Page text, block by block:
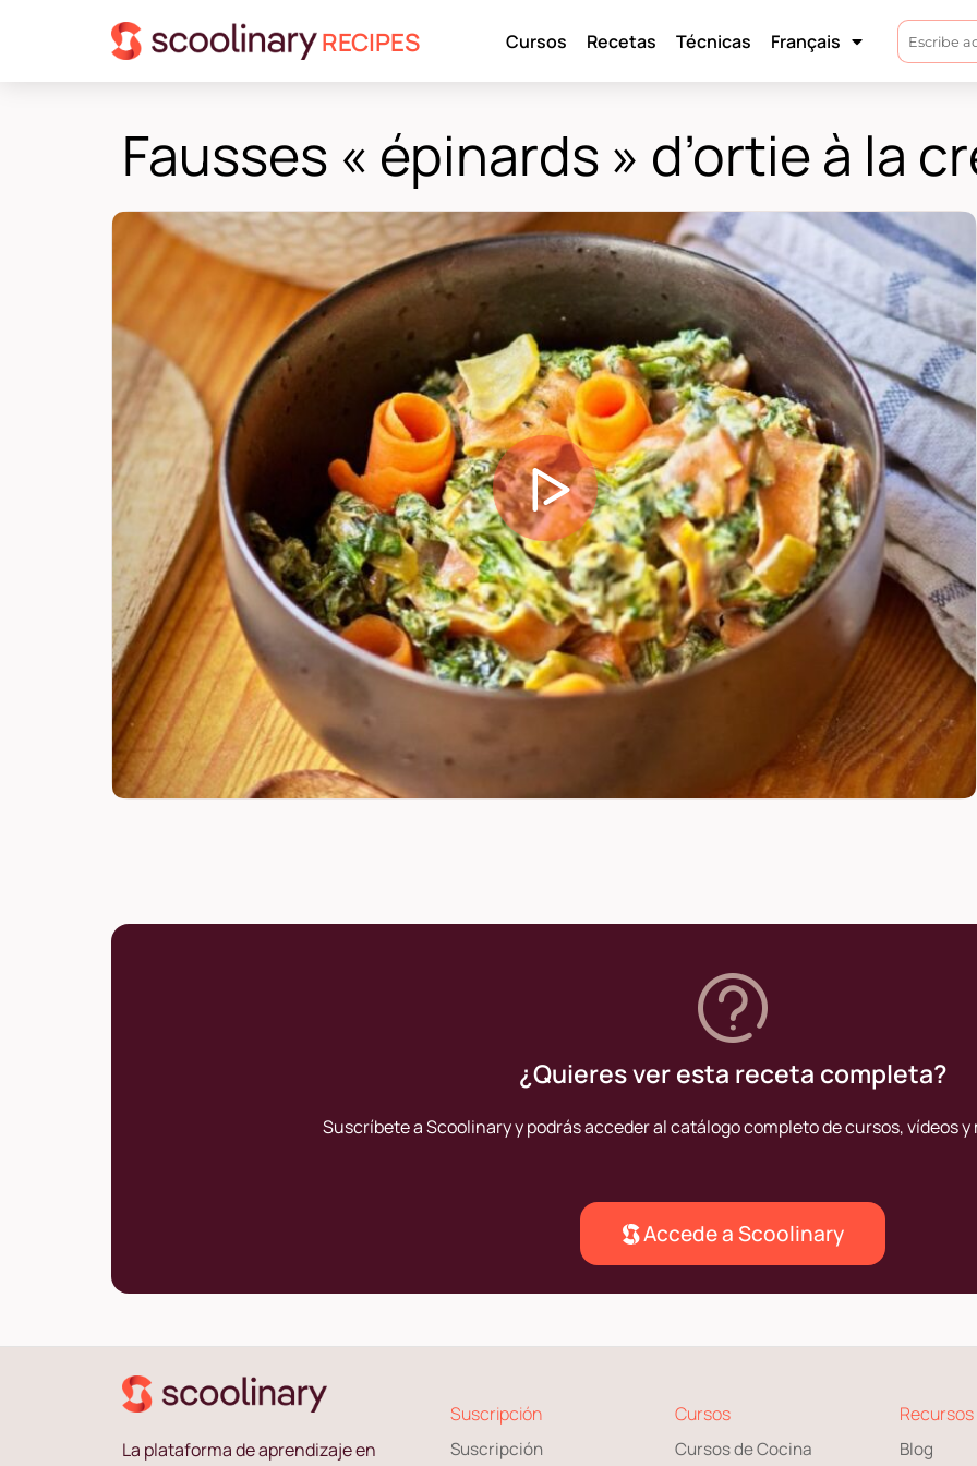
RECIPES Cursos Recetas Técnicas Français
Fausses « épinards » d’ortie à la
¿Quieres ver esta receta completa?
Suscríbete a Scoolinary y podrás acceder al catálogo completo de cursos, vídeos y
Accede a Scoolinary
La plataforma de aprendizaje en
Suscripción
Suscripción
Cursos
Cursos de Cocina
Recursos
Blog